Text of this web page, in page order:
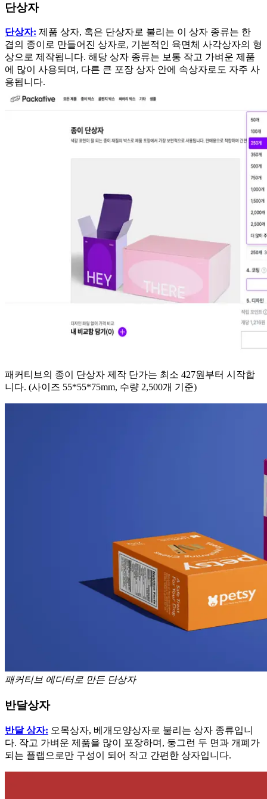
단상자
단상자: 제품 상자, 혹은 단상자로 불리는 이 상자 종류는 한
겹의 종이로 만들어진 상자로, 기본적인 육면체 사각상자의 형
상으로 제작됩니다. 해당 상자 종류는 보통 작고 가벼운 제품
에 많이 사용되며, 다른 큰 포장 상자 안에 속상자로도 자주 사
용됩니다.
패커티브의 종이 단상자 제작 단가는 최소 427원부터 시작합
니다. (사이즈 55*55*75mm, 수량 2,500개 기준)
패커티브 에디터로 만든 단상자
반달상자
반달 상자: 오목상자, 베개모양상자로 불리는 상자 종류입니
다. 작고 가벼운 제품을 많이 포장하며, 둥그런 두 면과 개폐가
되는 플랩으로만 구성이 되어 작고 간편한 상자입니다.